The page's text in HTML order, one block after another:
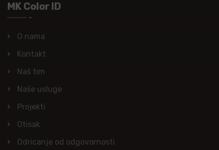
MK Color ID
O nama
Kontakt
Naš tim
Naše usluge
Projekti
Otisak
Odricanje od odgovornosti